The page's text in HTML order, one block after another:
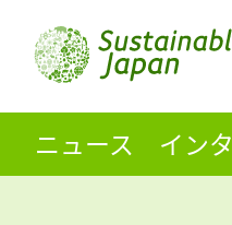
ニュース イン